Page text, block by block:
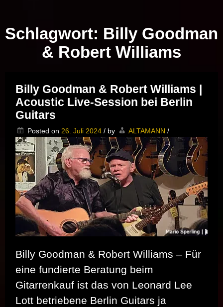
Schlagwort: Billy Goodman
& Robert Williams
Billy Goodman & Robert Williams |
Acoustic Live-Session bei Berlin
Guitars
Posted on 26. Juli 2024 / by ALTAMANN /
Billy Goodman & Robert Williams – Für
eine fundierte Beratung beim
Gitarrenkauf ist das von Leonard Lee
Lott betriebene Berlin Guitars ja